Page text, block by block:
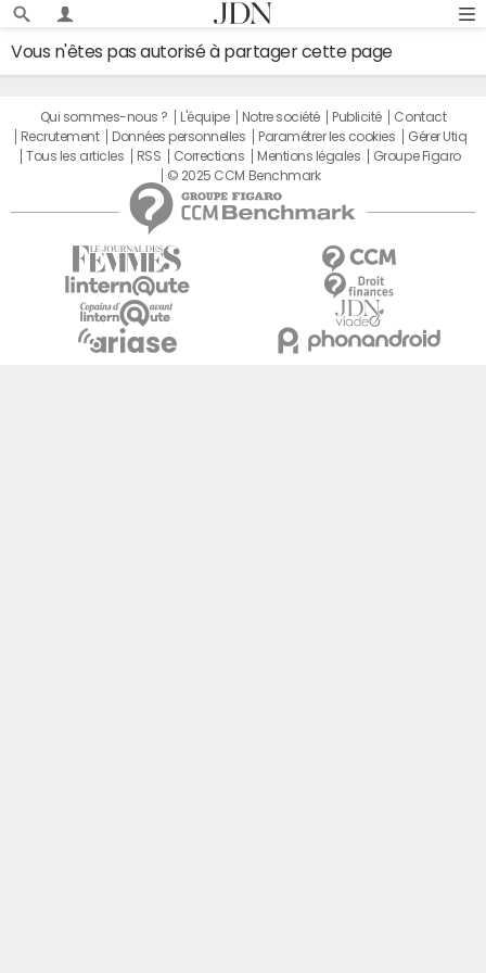
Vous n'êtes pas autorisé à partager cette page
Qui sommes-nous ? L'équipe Notre société Publicité
Contact
Recrutement
Données personnelles Paramétrer les cookies
Gérer Utiq
Tous les articles
RSS Corrections Mentions légales
Groupe Figaro
© 2025 CCM Benchmark